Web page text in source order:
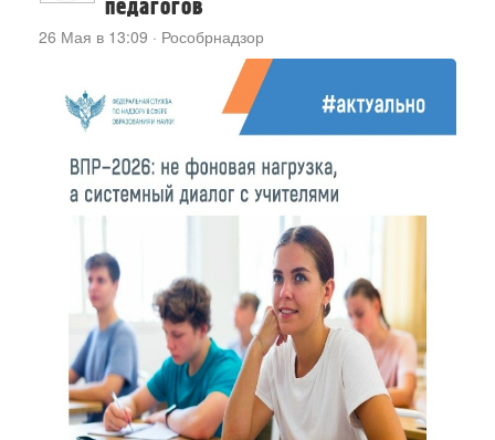
педагогов
26 Мая в 13:09 · Рособрнадзор